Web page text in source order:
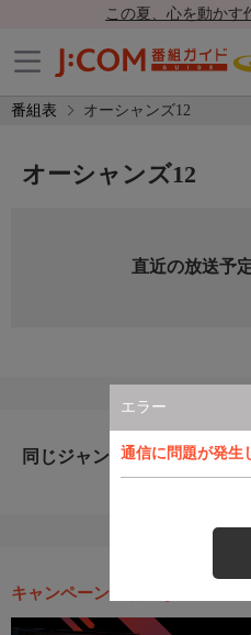
この夏、心を動かす
番組表 オーシャンズ12
エラー
通信に問題が発生
オーシャンズ12
直近の放送予
同じジャンルのおすすめ番組
キャンペーン・お得な情報